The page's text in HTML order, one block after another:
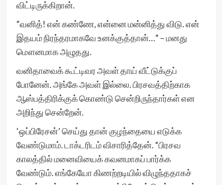
விட்டிருக்கிறான்.
“வனித்! என் கண்ணே, என்னை மன்னித்து விடு. என்
இதயம் நிரந்தரமாகவே உனக்குத்தான்…” – மனது
மௌனமாக அழுதது.
வனிதாவைக் கூட்டிவர அவள் தாய் வீட்டுக்குப்
போனேன். அங்கே அவள் இல்லை. பிரசவத்திற்காக
ஆஸ்பத்திரிக்குக் கொண்டு சென்றிருந்தார்கள் என
அறிந்து சென்றேன்.
‘ஒப்பிரேசன்’ செய்து தான் குழந்தையை எடுக்க
வேண்டுமாம். டாக்டரிடம் விசாரித்தேன். “பிரசவ
காலத்தில் மனைவியைக் கவனமாகப் பார்க்க
வேண்டும். எங்கேயோ கிணற்றடியில் விழுந்ததாகச்